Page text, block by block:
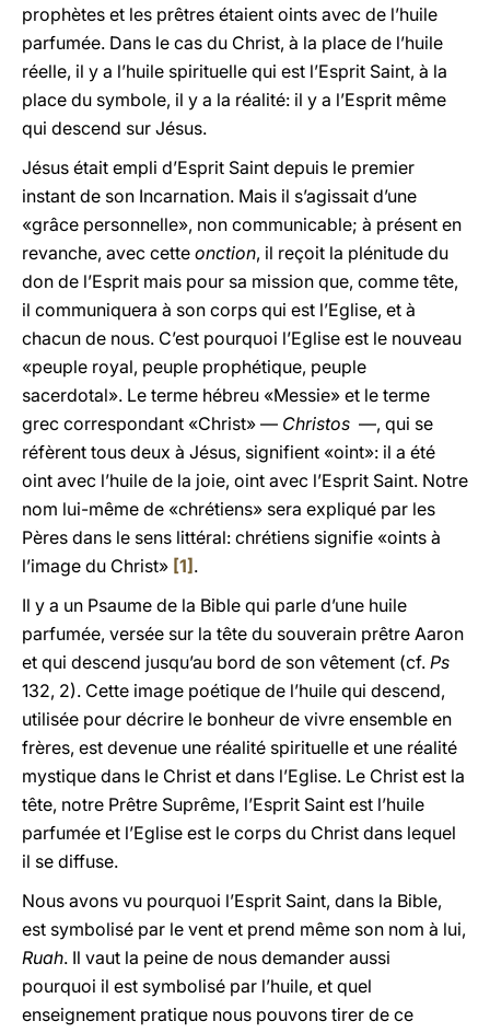
prophètes et les prêtres étaient oints avec de l’huile
parfumée. Dans le cas du Christ, à la place de l’huile
réelle, il y a l’huile spirituelle qui est l’Esprit Saint, à la
place du symbole, il y a la réalité: il y a l’Esprit même
qui descend sur Jésus.
Jésus était empli d’Esprit Saint depuis le premier
instant de son Incarnation. Mais il s’agissait d’une
«grâce personnelle», non communicable; à présent en
revanche, avec cette onction, il reçoit la plénitude du
don de l’Esprit mais pour sa mission que, comme tête,
il communiquera à son corps qui est l’Eglise, et à
chacun de nous. C’est pourquoi l’Eglise est le nouveau
«peuple royal, peuple prophétique, peuple
sacerdotal». Le terme hébreu «Messie» et le terme
grec correspondant «Christ» — Christos —, qui se
réfèrent tous deux à Jésus, signifient «oint»: il a été
oint avec l’huile de la joie, oint avec l’Esprit Saint. Notre
nom lui-même de «chrétiens» sera expliqué par les
Pères dans le sens littéral: chrétiens signifie «oints à
l’image du Christ» [1] .
Il y a un Psaume de la Bible qui parle d’une huile
parfumée, versée sur la tête du souverain prêtre Aaron
et qui descend jusqu’au bord de son vêtement (cf. Ps
132, 2). Cette image poétique de l’huile qui descend,
utilisée pour décrire le bonheur de vivre ensemble en
frères, est devenue une réalité spirituelle et une réalité
mystique dans le Christ et dans l’Eglise. Le Christ est la
tête, notre Prêtre Suprême, l’Esprit Saint est l’huile
parfumée et l’Eglise est le corps du Christ dans lequel
il se diffuse.
Nous avons vu pourquoi l’Esprit Saint, dans la Bible,
est symbolisé par le vent et prend même son nom à lui,
Ruah. Il vaut la peine de nous demander aussi
pourquoi il est symbolisé par l’huile, et quel
enseignement pratique nous pouvons tirer de ce